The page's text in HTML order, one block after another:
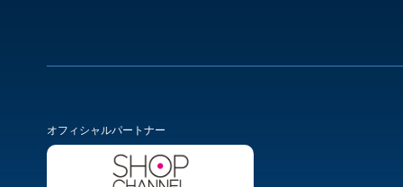
オフィシャルパートナー